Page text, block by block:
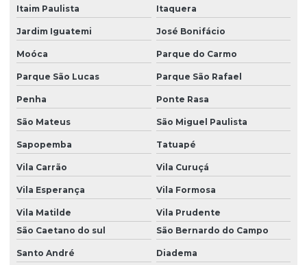
Revendedor parker
Revendedor rexroth
Revendedor rexroth brasil
Transdutor de pressão
Transdutor de pressão preço
Trocadores de calor
Trocadores de calor compactos
Trocadores de calor industriais
Unidades hidráulicas industriais
Unidades hidráulicas parker
Itaim Paulista Itaquera
Jardim Iguatemi José Bonifácio
Moóca Parque do Carmo
Parque São Lucas Parque São Rafael
Penha Ponte Rasa
São Mateus São Miguel Paulista
Sapopemba Tatuapé
Vila Carrão Vila Curuçá
Vila Esperança Vila Formosa
Vila Matilde
Vila Prudente
São Caetano do sul
São Bernardo do Campo
Santo André Diadema